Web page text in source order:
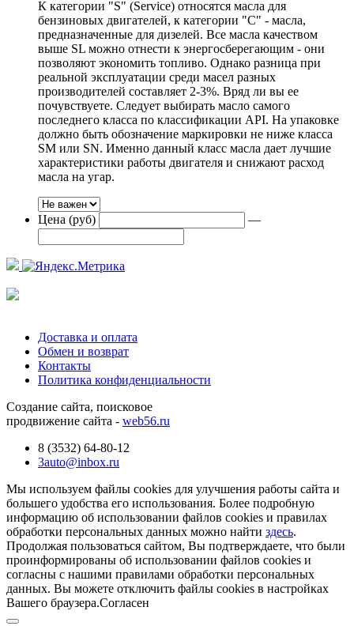
К категории "S" (Service) относятся масла для
бензиновых двигателей, к категории "С" - масла,
предназначенные для дизелей. Все масла качеством
выше SL можно отнести к энергосберегающим - они
позволяют экономить топливо. Однако разница при
реальной эксплуатации среди масел разных
производителей составляет 2-3%. Вряд ли вы ее
почувствуете. Следует выбирать масло самого
последнего класса по классификации API. На упаковке
должно быть обозначение маркировки не ниже класса
SM или SN. Именно данный класс масла дает лучшие
характеристики работы двигателя и снижают расход
масла на угар.
Цена (руб) —
Доставка и оплата
Обмен и возврат
Контакты
Политика конфиденциальности
Создание сайта, поисковое
продвижение сайта - web56.ru
8 (3532) 64-80-12
3auto@inbox.ru
Мы используем файлы cookies для улучшения работы сайта и
большего удобства его использования. Более подробную
информацию об использовании файлов cookies и правилах
обработки персональных данных можно найти здесь.
Продолжая пользоваться сайтом, Вы подтверждаете, что были
проинформированы об использовании файлов cookies и
согласны с нашими правилами обработки персональных
данных. Вы можете отключить файлы cookies в настройках
Вашего браузера.Согласен